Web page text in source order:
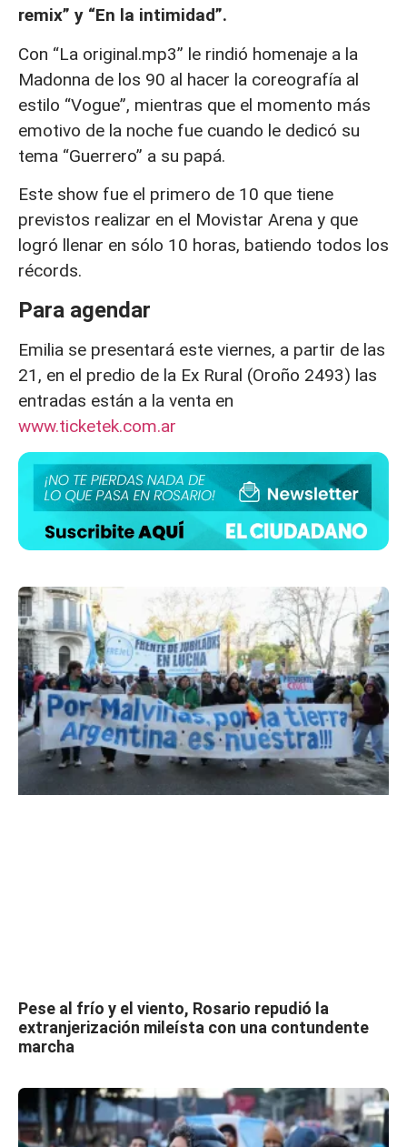
remix” y “En la intimidad”.
Con “La original.mp3” le rindió homenaje a la
Madonna de los 90 al hacer la coreografía al
estilo “Vogue”, mientras que el momento más
emotivo de la noche fue cuando le dedicó su
tema “Guerrero” a su papá.
Este show fue el primero de 10 que tiene
previstos realizar en el Movistar Arena y que
logró llenar en sólo 10 horas, batiendo todos los
récords.
Para agendar
Emilia se presentará este viernes, a partir de las
21, en el predio de la Ex Rural (Oroño 2493) las
entradas están a la venta en
www.ticketek.com.ar
Pese al frío y el viento, Rosario repudió la
extranjerización mileísta con una contundente
marcha